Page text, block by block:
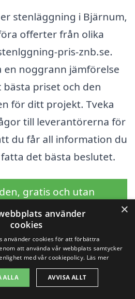
stenläggning i Bjärnum,
offerter från olika
pris-znb.se.
en noggrann jämförelse
priset och den
för ditt projekt. Tveka
till leverantörerna för
du får all information du
det bästa beslutet.
gratis och utan
en
för
×
använder
cookies
använder cookies för att förbättra
att använda vår webbplats samtycker
med vår cookiepolicy. Läs mer
ALLA AVVISA ALLT